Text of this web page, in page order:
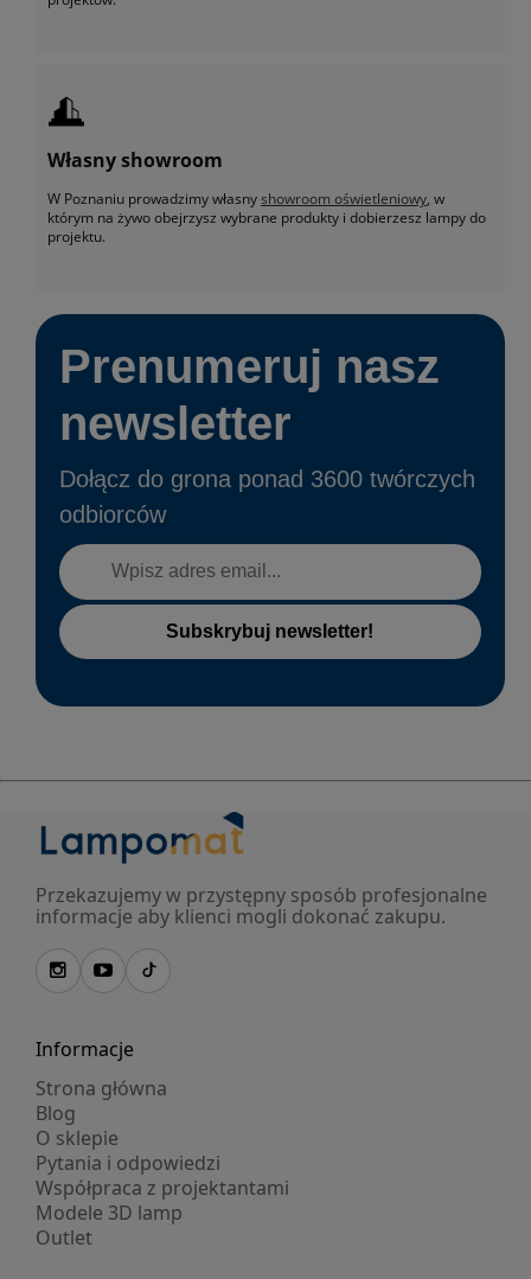
Własny showroom
W Poznaniu prowadzimy własnyshowroom oświetleniowy, w
którym na żywo obejrzysz wybrane produkty i dobierzesz lampy do
projektu.
Prenumeruj nasz
newsletter
Dołącz do grona ponad 3600 twórczych
odbiorców
Subskrybuj newsletter!
Przekazujemy w przystępny sposób profesjonalne
informacje aby klienci mogli dokonać zakupu.
Informacje
Strona główna
Blog
O sklepie
Pytania i odpowiedzi
Współpraca z projektantami
Modele 3D lamp
Outlet